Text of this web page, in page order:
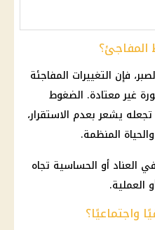
المفاجئ؟
فإن التغييرات المفاجئة
غير معتادة. الضغوط
يشعر بعدم الاستقرار،
المنظمة.
العناد أو الحساسية تجاه
العملية.
واجتماعيًا؟